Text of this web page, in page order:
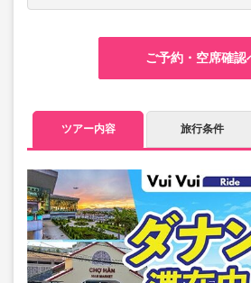
ご予約・空席確認
ツアー内容 旅行条件